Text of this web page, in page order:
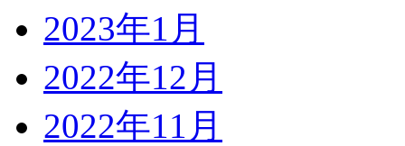
2023年1月
2022年12月
2022年11月